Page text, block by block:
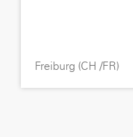
Freiburg (CH /FR)